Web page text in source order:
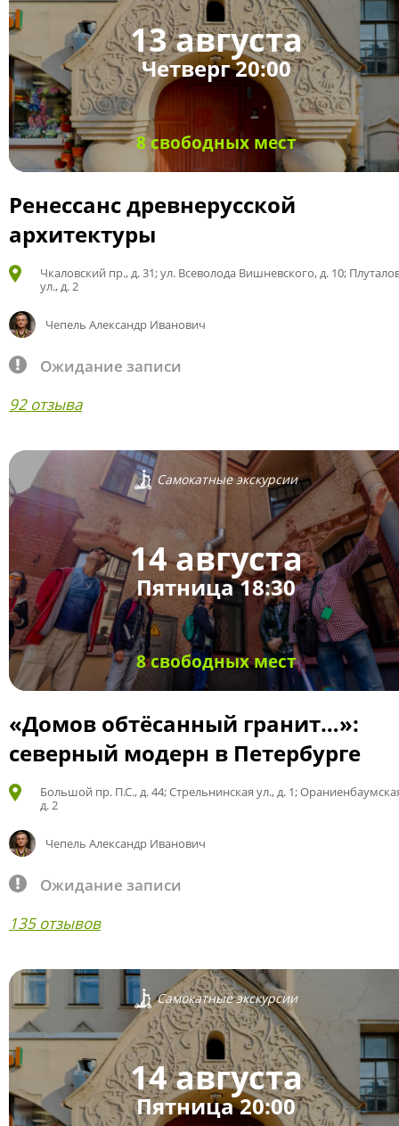
13 августа
Четверг 20:00
8 свободных мест
Ренессанс древнерусской
архитектуры
Чкаловский пр., д. 31; ул. Всеволода Вишневского, д. 10;
ул., д. 2
Чепель Александр Иванович
Ожидание записи
92 отзыва
Самокатные экскурсии
14 августа
Пятница 18:30
8 свободных мест
«Домов обтёсанный гранит…»:
северный модерн в Петербурге
Большой пр. П.С., д. 44; Стрельнинская ул., д. 1;
д. 2
Чепель Александр Иванович
Ожидание записи
135 отзывов
Самокатные экскурсии
14 августа
Пятница 20:00